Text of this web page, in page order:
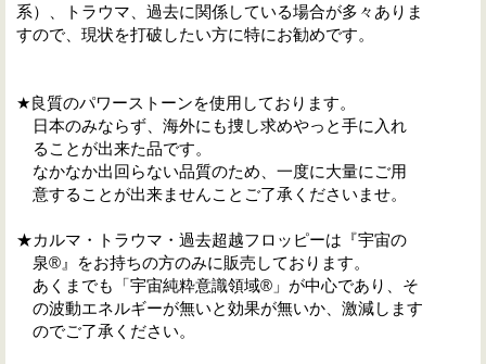
系）、トラウマ、過去に関係している場合が多々ありま
すので、現状を打破したい方に特にお勧めです。
★良質のパワーストーンを使用しております。
日本のみならず、海外にも捜し求めやっと手に入れ
ることが出来た品です。
なかなか出回らない品質のため、一度に大量にご用
意することが出来ませんことご了承くださいませ。
★カルマ・トラウマ・過去超越フロッピーは『宇宙の
泉®』をお持ちの方のみに販売しております。
あくまでも「宇宙純粋意識領域®」が中心であり、そ
の波動エネルギーが無いと効果が無いか、激減します
のでご了承ください。